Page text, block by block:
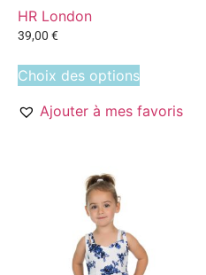
HR London
39,00 €
Choix des options
Ajouter à mes favoris